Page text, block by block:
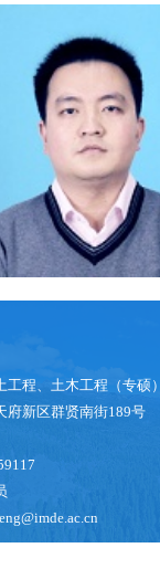
工程、土木工程（专硕）
府新区群贤南街189号